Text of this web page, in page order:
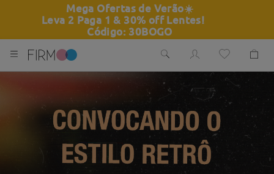
Mega Ofertas de Verão☀️
Leva 2 Paga 1 & 30% off Lentes!
Código: 30BOGO